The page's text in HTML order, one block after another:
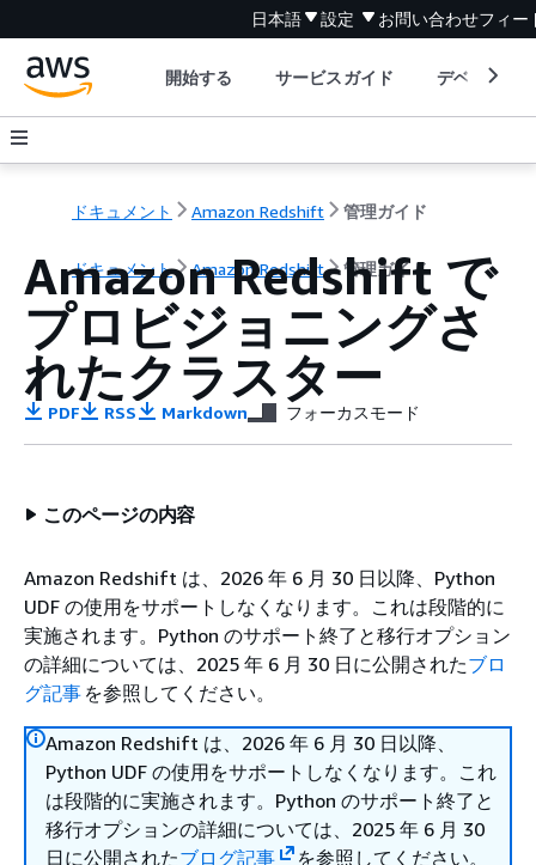
日本語 設定 お問い合わせフィー
開始する サービスガイド デベロッパ
ドキュメント Amazon Redshift 管理ガイド
ドキュメント Amazon Redshift 管理ガイド
Amazon Redshift で
プロビジョニングさ
れたクラスター
PDF RSS Markdown フォーカスモード
このページの内容
Amazon Redshift は、2026 年 6 月 30 日以降、Python
UDF の使用をサポートしなくなります。これは段階的に
実施されます。Python のサポート終了と移行オプション
の詳細については、2025 年 6 月 30 日に公開されたブロ
グ記事 を参照してください。
Amazon Redshift は、2026 年 6 月 30 日以降、
Python UDF の使用をサポートしなくなります。これ
は段階的に実施されます。Python のサポート終了と
移行オプションの詳細については、2025 年 6 月 30
日に公開されたブログ記事 を参照してください。